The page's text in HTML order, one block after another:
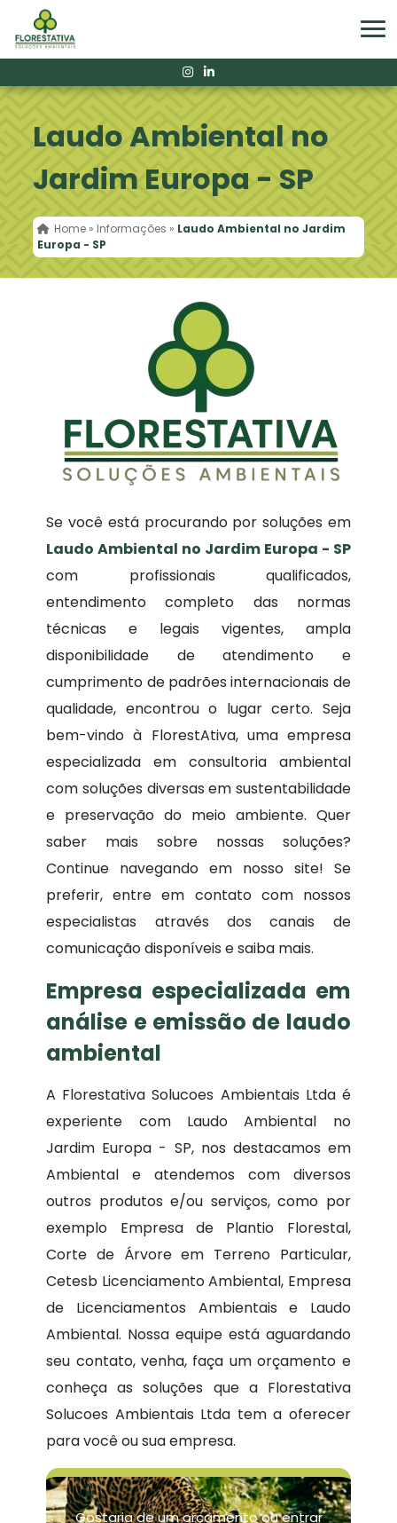
Laudo Ambiental no
Jardim Europa - SP
Home » Informações » Laudo Ambiental no Jardim
Europa - SP
Se você está procurando por soluções em
Laudo Ambiental no Jardim Europa - SP
com profissionais qualificados,
entendimento completo das normas
técnicas e legais vigentes, ampla
disponibilidade de atendimento e
cumprimento de padrões internacionais de
qualidade, encontrou o lugar certo. Seja
bem-vindo à FlorestAtiva, uma empresa
especializada em consultoria ambiental
com soluções diversas em sustentabilidade
e preservação do meio ambiente. Quer
saber mais sobre nossas soluções?
Continue navegando em nosso site! Se
preferir, entre em contato com nossos
especialistas através dos canais de
comunicação disponíveis e saiba mais.
Empresa especializada em
análise e emissão de laudo
ambiental
A Florestativa Solucoes Ambientais Ltda é
experiente com Laudo Ambiental no
Jardim Europa - SP, nos destacamos em
Ambiental e atendemos com diversos
outros produtos e/ou serviços, como por
exemplo Empresa de Plantio Florestal,
Corte de Árvore em Terreno Particular,
Cetesb Licenciamento Ambiental, Empresa
de Licenciamentos Ambientais e Laudo
Ambiental. Nossa equipe está aguardando
seu contato, venha, faça um orçamento e
conheça as soluções que a Florestativa
Solucoes Ambientais Ltda tem a oferecer
para você ou sua empresa.
Gostaria de um orçamento ou entrar